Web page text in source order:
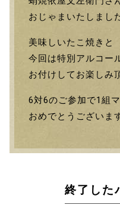
おじゃまいたしまし
美味しいたこ焼きと
今回は特別アルコー
お付けしてお楽しみ
6対6のご参加で1組
おめでとうございま
終了した